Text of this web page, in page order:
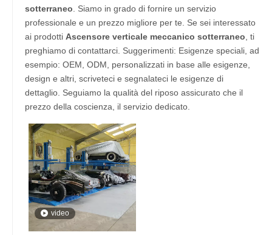
sotterraneo . Siamo in grado di fornire un servizio
professionale e un prezzo migliore per te. Se sei interessato
ai prodotti Ascensore verticale meccanico sotterraneo , ti
preghiamo di contattarci. Suggerimenti: Esigenze speciali, ad
esempio: OEM, ODM, personalizzati in base alle esigenze,
design e altri, scriveteci e segnalateci le esigenze di
dettaglio. Seguiamo la qualità del riposo assicurato che il
prezzo della coscienza, il servizio dedicato.
video